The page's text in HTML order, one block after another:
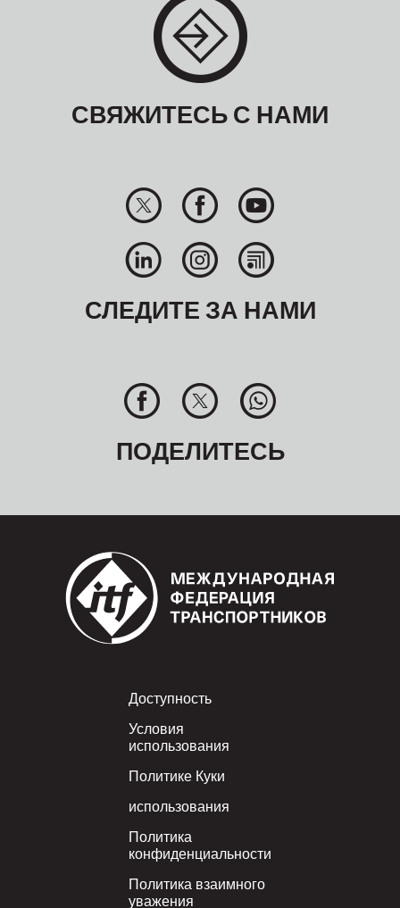
СВЯЖИТЕСЬ С НАМИ
СЛЕДИТЕ ЗА НАМИ
ПОДЕЛИТЕСЬ
Footer
Доступность
Условия
использования
Политике Куки
использования
Политика
конфиденциальности
Политика взаимного
уважения